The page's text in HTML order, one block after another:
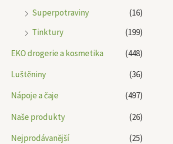
Superpotraviny
(16)
Tinktury
(199)
EKO drogerie a kosmetika
(448)
Luštěniny
(36)
Nápoje a čaje
(497)
Naše produkty
(26)
Nejprodávanější
(25)